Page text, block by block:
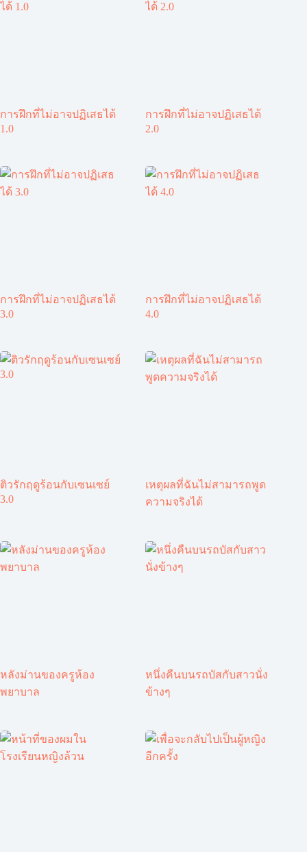
การฝึกที่ไม่อาจปฏิเสธได้
1.0
การฝึกที่ไม่อาจปฏิเสธได้
2.0
การฝึกที่ไม่อาจปฏิเสธได้
3.0
การฝึกที่ไม่อาจปฏิเสธได้
4.0
ติวรักฤดูร้อนกับเซนเซย์
3.0
เหตุผลที่ฉันไม่สามารถพูด
ความจริงได้
หลังม่านของครูห้อง
พยาบาล
หนึ่งคืนบนรถบัสกับสาวนั่ง
ข้างๆ